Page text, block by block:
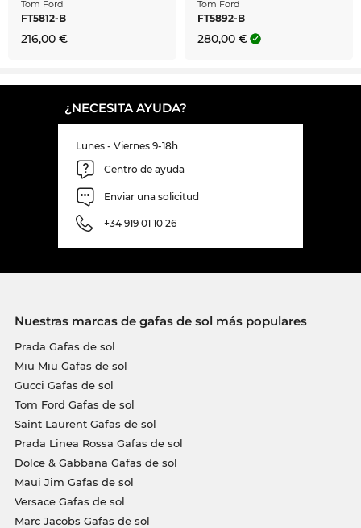
Tom Ford
FT5812-B
216,00 €
Tom Ford
FT5892-B
280,00 €
¿NECESITA AYUDA?
Lunes - Viernes 9-18h
Centro de ayuda
Enviar una solicitud
+34 919 01 10 26
Nuestras marcas de gafas de sol más populares
Prada Gafas de sol
Miu Miu Gafas de sol
Gucci Gafas de sol
Tom Ford Gafas de sol
Saint Laurent Gafas de sol
Prada Linea Rossa Gafas de sol
Dolce & Gabbana Gafas de sol
Maui Jim Gafas de sol
Versace Gafas de sol
Marc Jacobs Gafas de sol